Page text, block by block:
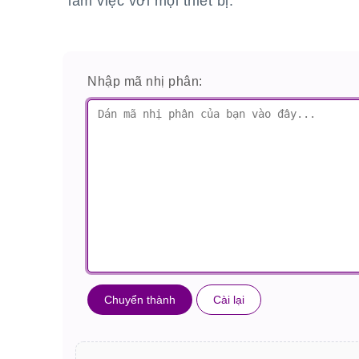
Nhập mã nhị phân:
Chuyển thành Cài lại